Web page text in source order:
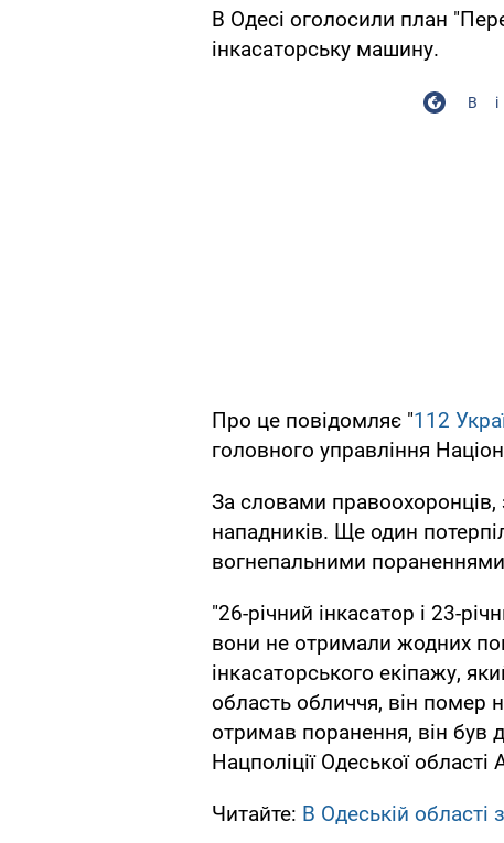
В Одесі оголосили план
інкасаторську машину.
Про це повідомляє "112
головного управління
За словами правоохоронців,
нападників. Ще один
вогнепальними
"26-річний інкасатор і 23-
вони не отримали жодних
інкасаторського екіпажу,
область обличчя, він помер
отримав поранення, він був
Нацполіції Одеської
Читайте: В Одеській області